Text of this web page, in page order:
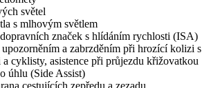
světel
s mlhovým světlem
značek s hlídáním rychlosti (ISA)
a zabrzděním při hrozící kolizi s
cyklisty, asistence při průjezdu křižovatkou
úhlu (Side Assist)